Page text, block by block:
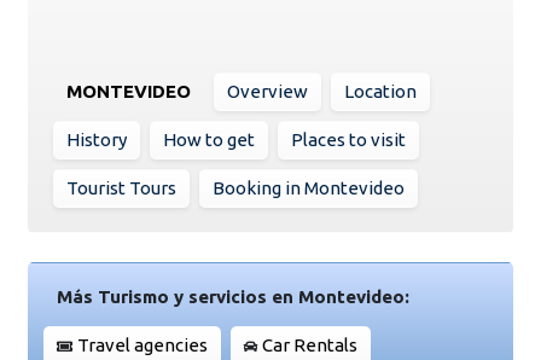
MONTEVIDEO Overview Location
History How to get Places to visit
Tourist Tours Booking in Montevideo
Más Turismo y servicios en Montevideo:
Travel agencies Car Rentals